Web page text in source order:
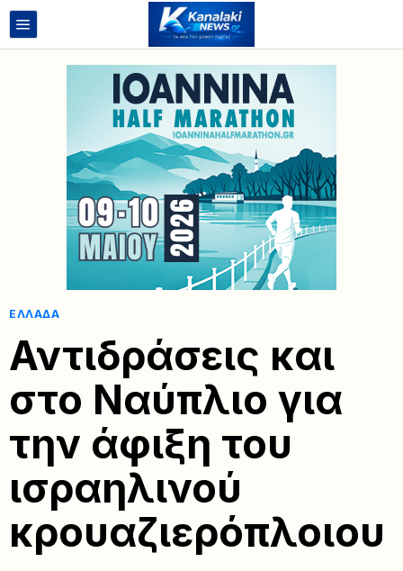
ΕΛΛΆΔΑ
Αντιδράσεις και
στο Ναύπλιο για
την άφιξη του
ισραηλινού
κρουαζιερόπλοιου